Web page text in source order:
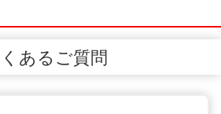
あるご質問